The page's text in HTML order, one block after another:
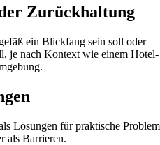
Zurückhaltung
ein Blickfang sein soll oder
je nach Kontext wie einem Hotel-
Lösungen für praktische
als Barrieren.